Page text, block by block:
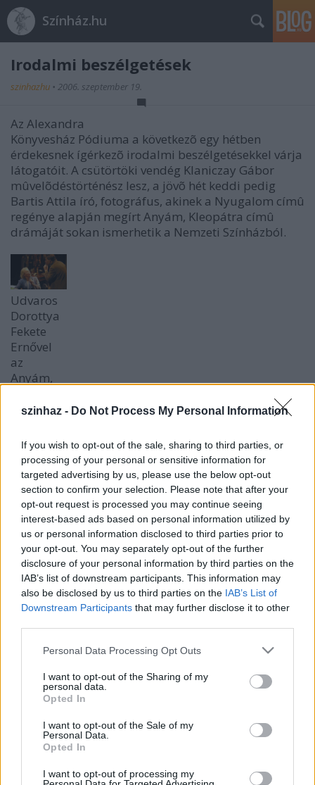
szinhaz - Do Not Process My Personal Information
If you wish to opt-out of the sale, sharing to third parties, or
processing of your personal or sensitive information for
targeted advertising by us, please use the below opt-out
section to confirm your selection. Please note that after your
opt-out request is processed you may continue seeing
interest-based ads based on personal information utilized by
us or personal information disclosed to third parties prior to
your opt-out. You may separately opt-out of the further
disclosure of your personal information by third parties on the
IAB’s list of downstream participants. This information may
also be disclosed by us to third parties on the IAB’s List of
Downstream Participants that may further disclose it to other
Please note that this website/app uses one or more Google
not limited to your visit or usage behaviour. You may click to
grant or deny consent to Google and its third-party tags to
use your data for below specified purposes in below Google
consent section.
Personal Data Processing Opt Outs
I want to opt-out of the Sharing of my
personal data.
Opted In
I want to opt-out of the Sale of my
Personal Data.
Opted In
I want to opt-out of processing my
Színház.hu
Irodalmi beszélgetések
szinhazhu • 2006. szeptember 19.
Az Alexandra
Könyvesház Pódiuma a következõ egy hétben
érdekesnek ígérkezõ irodalmi beszélgetésekkel várja
látogatóit. A csütörtöki vendég Klaniczay Gábor
mûvelõdéstörténész lesz, a jövõ hét keddi pedig
Bartis Attila író, fotográfus, akinek a Nyugalom címû
regénye alapján megírt Anyám, Kleopátra címû
drámáját sokan ismerhetik a Nemzeti Színházból.
Udvaros
Dorottya
Fekete
Ernővel
az
Anyám,
című
fotó:
Kaiser
Ottó
21 -én csütörtökön 19 órától ismétKonrád György
Irodalmi Klubjavárja visszatérő és új vendégeit.
Ebben a hónapban,Klaniczay Gábor
művelődéstörténész lesz a Klub vendége, aki az
1968-as párizsi diáklázadást személyesen élte át, s
már akkor és az után is komolyan foglalkoztatták a
kulturális konfliktusok. Azóta, többek között olyan
jelenségekkel foglalkozik, amelyekben az emberek
különböző természetfeletti képességekkel ruházzák
moderátora ez alkalommal isKőrössi P. József
Szeptember 26 -án kedden, 19 órától ismétKőrössi
P. Józsefvárja irodalmi beszélgetésére az
lesz, aki 1968-ban született Erdélyben és 1984-ben
költözött családjával Budapestre. Huszonhét évesen
Három évvel később jelent meg novellásköteteA